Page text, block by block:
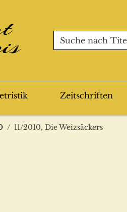
Zeitschriften
11/2010, Die Weizsäckers